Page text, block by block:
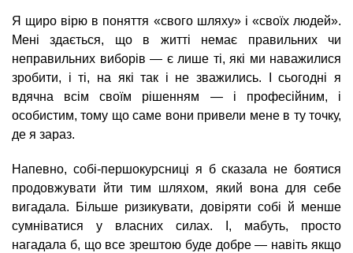
Я щиро вірю в поняття «свого шляху» і «своїх людей».
Мені здається, що в житті немає правильних чи
неправильних виборів — є лише ті, які ми наважилися
зробити, і ті, на які так і не зважились. І сьогодні я
вдячна всім своїм рішенням — і професійним, і
особистим, тому що саме вони привели мене в ту точку,
де я зараз.
Напевно, собі-першокурсниці я б сказала не боятися
продовжувати йти тим шляхом, який вона для себе
вигадала. Більше ризикувати, довіряти собі й менше
сумніватися у власних силах. І, мабуть, просто
нагадала б, що все зрештою буде добре — навіть якщо